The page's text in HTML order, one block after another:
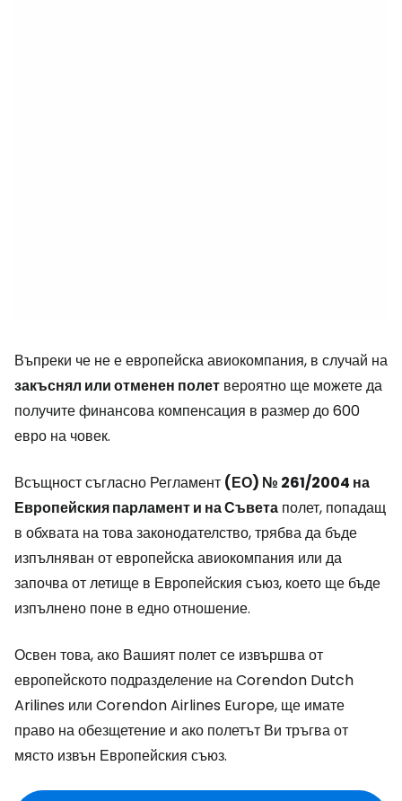
Въпреки че не е европейска авиокомпания, в случай на
закъснял или отменен полет вероятно ще можете да
получите финансова компенсация в размер до 600
евро на човек.
Всъщност съгласно Регламент (ЕО) № 261/2004 на
Европейския парламент и на Съвета полет, попадащ
в обхвата на това законодателство, трябва да бъде
изпълняван от европейска авиокомпания или да
започва от летище в Европейския съюз, което ще бъде
изпълнено поне в едно отношение.
Освен това, ако Вашият полет се извършва от
европейското подразделение на Corendon Dutch
Arilines или Corendon Airlines Europe, ще имате
право на обезщетение и ако полетът Ви тръгва от
място извън Европейския съюз.